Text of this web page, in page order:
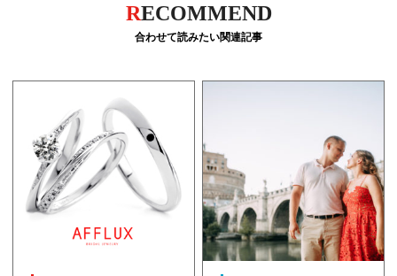
RECOMMEND
合わせて読みたい関連記事